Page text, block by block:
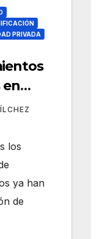
PRIVADA
los
ya han
de